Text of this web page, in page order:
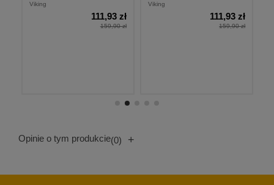
Viking
111,93 zł
159,90 zł
Viking
111,93 zł
159,90 zł
Opinie o tym produkcie(0) +